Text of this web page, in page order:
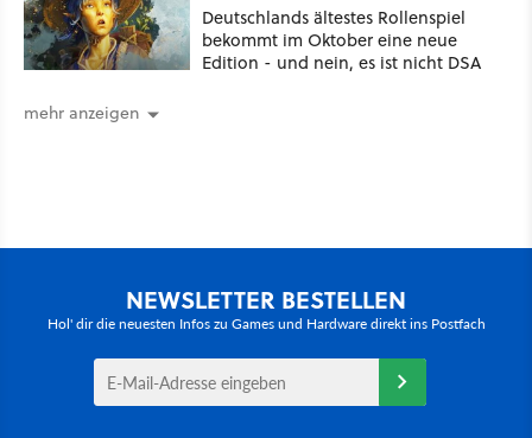
Deutschlands ältestes Rollenspiel
bekommt im Oktober eine neue
Edition - und nein, es ist nicht DSA
mehr anzeigen
NEWSLETTER BESTELLEN
Hol' dir die neuesten Infos zu Games und Hardware direkt ins Postfach